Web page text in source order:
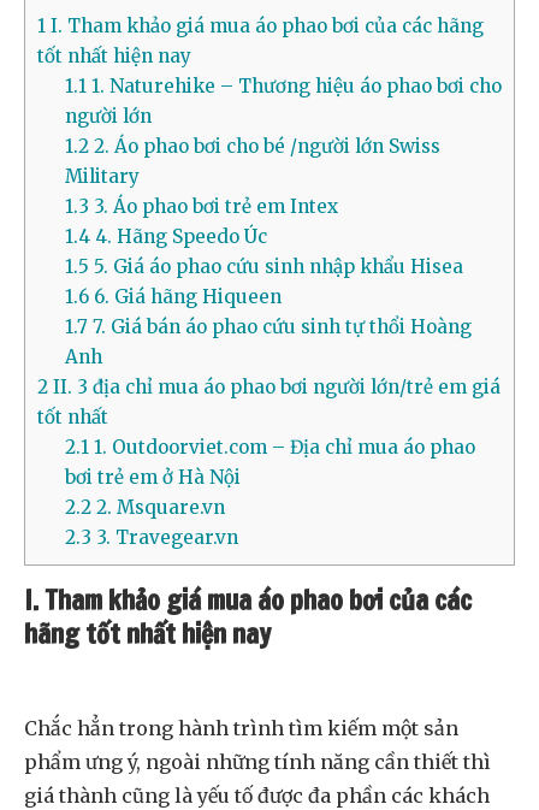
1 I. Tham khảo giá mua áo phao bơi của các hãng
tốt nhất hiện nay
1.11. Naturehike – Thương hiệu áo phao bơi cho
người lớn
1.22. Áo phao bơi cho bé /người lớn Swiss
Military
1.3 3. Áo phao bơi trẻ em Intex
1.44. Hãng Speedo Úc
1.5 5. Giá áo phao cứu sinh nhập khẩu Hisea
1.66. Giá hãng Hiqueen
1.77. Giá bán áo phao cứu sinh tự thổi Hoàng
Anh
2 II. 3 địa chỉ mua áo phao bơi người lớn/trẻ em giá
tốt nhất
2.11. Outdoorviet.com – Địa chỉ mua áo phao
bơi trẻ em ở Hà Nội
2.22. Msquare.vn
2.3 3. Travegear.vn
I. Tham khảo giá mua áo phao bơi của các
hãng tốt nhất hiện nay
Chắc hẳn trong hành trình tìm kiếm một sản
phẩm ưng ý, ngoài những tính năng cần thiết thì
giá thành cũng là yếu tố được đa phần các khách